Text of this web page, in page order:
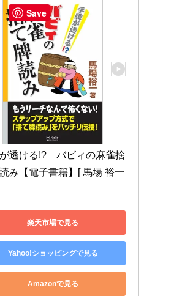
透ける!?　バビィの麻雀捨
み【電子書籍】[ 馬場 裕一
楽天市場で見る
Yahoo!ショッピングで見る
Amazonで見る
Save